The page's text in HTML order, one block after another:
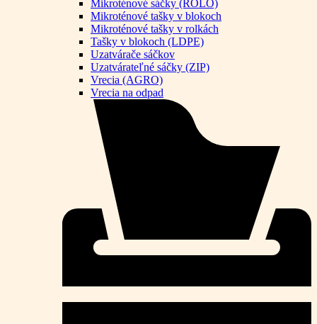
Mikroténové sáčky (ROLO)
Mikroténové tašky v blokoch
Mikroténové tašky v rolkách
Tašky v blokoch (LDPE)
Uzatvárače sáčkov
Uzatvárateľné sáčky (ZIP)
Vrecia (AGRO)
Vrecia na odpad